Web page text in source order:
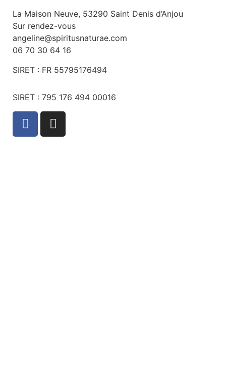
La Maison Neuve, 53290 Saint Denis d’Anjou
Sur rendez-vous
angeline@spiritusnaturae.com
06 70 30 64 16
SIRET : FR 55795176494
SIRET : 795 176 494 00016